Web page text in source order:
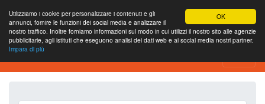
OK
Utilizziamo i cookie per personalizzare i contenuti e gli
annunci, fornire le funzioni dei social media e analizzare il
nostro traffico. Inoltre forniamo informazioni sul modo in cui utilizzi il nostro sito alle agenzie
pubblicitarie, agli istituti che eseguono analisi dei dati web e ai social media nostri partner.
Impara di più
SEO Analytics